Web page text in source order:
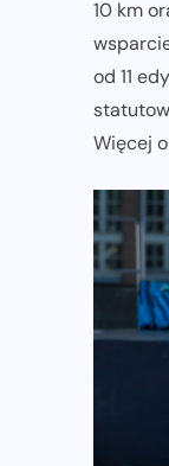
10 km
od 11
Więcej